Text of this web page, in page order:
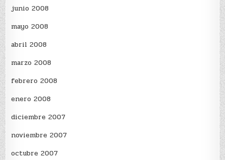
junio 2008
mayo 2008
abril 2008
marzo 2008
febrero 2008
enero 2008
diciembre 2007
noviembre 2007
octubre 2007